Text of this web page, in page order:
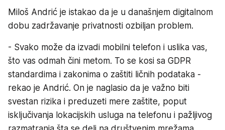
Miloš Andrić je istakao da je u današnjem digitalnom
dobu zadržavanje privatnosti ozbiljan problem.
- Svako može da izvadi mobilni telefon i uslika vas,
što vas odmah čini metom. To se kosi sa GDPR
standardima i zakonima o zaštiti ličnih podataka -
rekao je Andrić. On je naglasio da je važno biti
svestan rizika i preduzeti mere zaštite, poput
isključivanja lokacijskih usluga na telefonu i pažljivog